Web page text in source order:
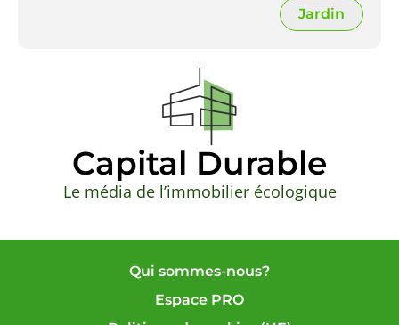
Capital Durable
Le média de l’immobilier écologique
Jardin
Qui sommes-nous?
Espace PRO